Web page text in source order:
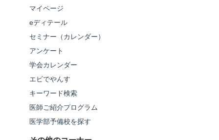
マイページ
eディテール
セミナー（カレンダー）
アンケート
学会カレンダー
エビでやんす
キーワード検索
医師ご紹介プログラム
医学部予備校を探す